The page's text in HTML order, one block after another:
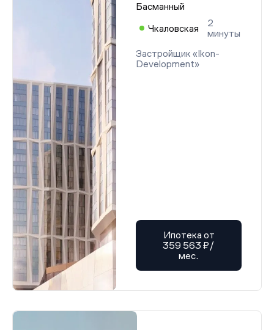
Басманный
Чкаловская
2
минуты
Застройщик «Ikon-
Development»
Ипотека от
359 563 ₽/
мес.